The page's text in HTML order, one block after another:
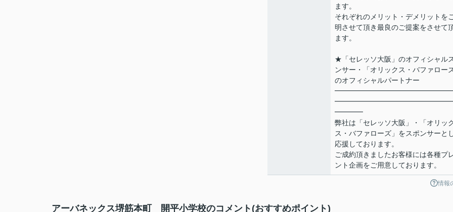
ます。
それぞれのメリット・デメリットを
明させて頂き最良のご提案をさせて
ます。
★「セレッソ大阪」のオフィシャル
ンサー・「オリックス・バファロー
のオフィシャルパートナー
━━━━
弊社は「セレッソ大阪」・「オリッ
ス・バファローズ」をスポンサーと
応援しております。
ご成約頂きましたお客様には各種プ
ント企画をご用意しております。
情報
アーバネックス堺筋本町 開平小学校のコメント(おすすめポイント)